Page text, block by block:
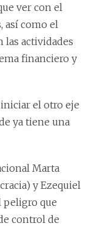
ver con el
así como el
las actividades
financiero y
el otro eje
ya tiene una
Marta
y Ezequiel
peligro que
control de